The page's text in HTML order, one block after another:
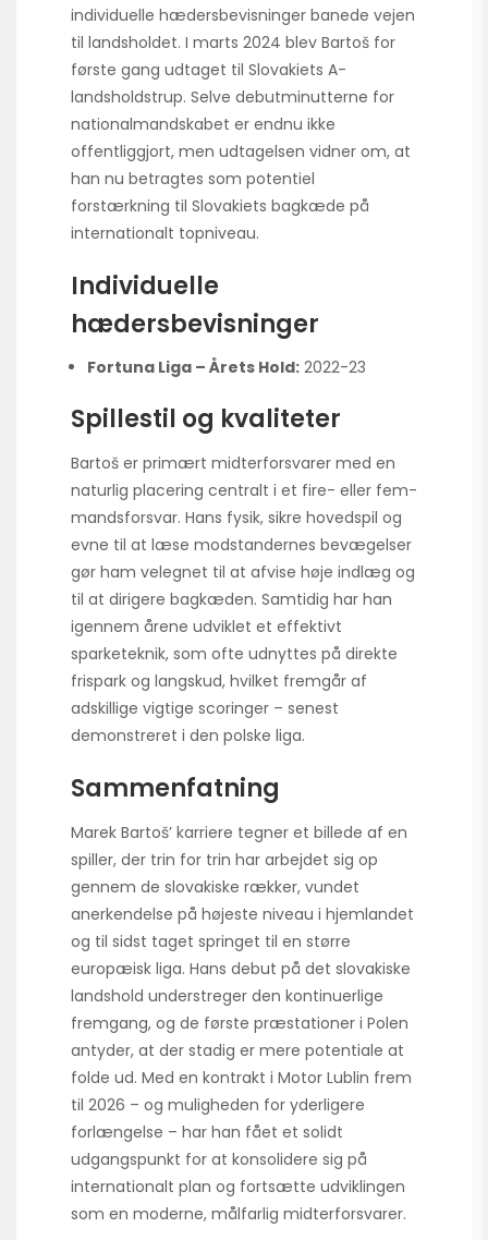
individuelle hædersbevisninger banede vejen
til landsholdet. I marts 2024 blev Bartoš for
første gang udtaget til Slovakiets A-
landsholdstrup. Selve debutminutterne for
nationalmandskabet er endnu ikke
offentliggjort, men udtagelsen vidner om, at
han nu betragtes som potentiel
forstærkning til Slovakiets bagkæde på
internationalt topniveau.
Individuelle
hædersbevisninger
Fortuna Liga – Årets Hold: 2022-23
Spillestil og kvaliteter
Bartoš er primært midterforsvarer med en
naturlig placering centralt i et fire- eller fem-
mandsforsvar. Hans fysik, sikre hovedspil og
evne til at læse modstandernes bevægelser
gør ham velegnet til at afvise høje indlæg og
til at dirigere bagkæden. Samtidig har han
igennem årene udviklet et effektivt
sparketeknik, som ofte udnyttes på direkte
frispark og langskud, hvilket fremgår af
adskillige vigtige scoringer – senest
demonstreret i den polske liga.
Sammenfatning
Marek Bartoš’ karriere tegner et billede af en
spiller, der trin for trin har arbejdet sig op
gennem de slovakiske rækker, vundet
anerkendelse på højeste niveau i hjemlandet
og til sidst taget springet til en større
europæisk liga. Hans debut på det slovakiske
landshold understreger den kontinuerlige
fremgang, og de første præstationer i Polen
antyder, at der stadig er mere potentiale at
folde ud. Med en kontrakt i Motor Lublin frem
til 2026 – og muligheden for yderligere
forlængelse – har han fået et solidt
udgangspunkt for at konsolidere sig på
internationalt plan og fortsætte udviklingen
som en moderne, målfarlig midterforsvarer.